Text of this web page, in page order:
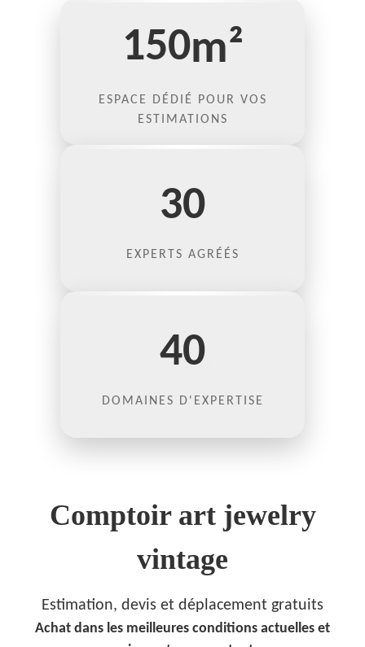
150m²
ESPACE DÉDIÉ POUR VOS
ESTIMATIONS
30
EXPERTS AGRÉÉS
40
DOMAINES D'EXPERTISE
Comptoir art jewelry
vintage
Estimation, devis et déplacement gratuits
Achat dans les meilleures conditions actuelles et